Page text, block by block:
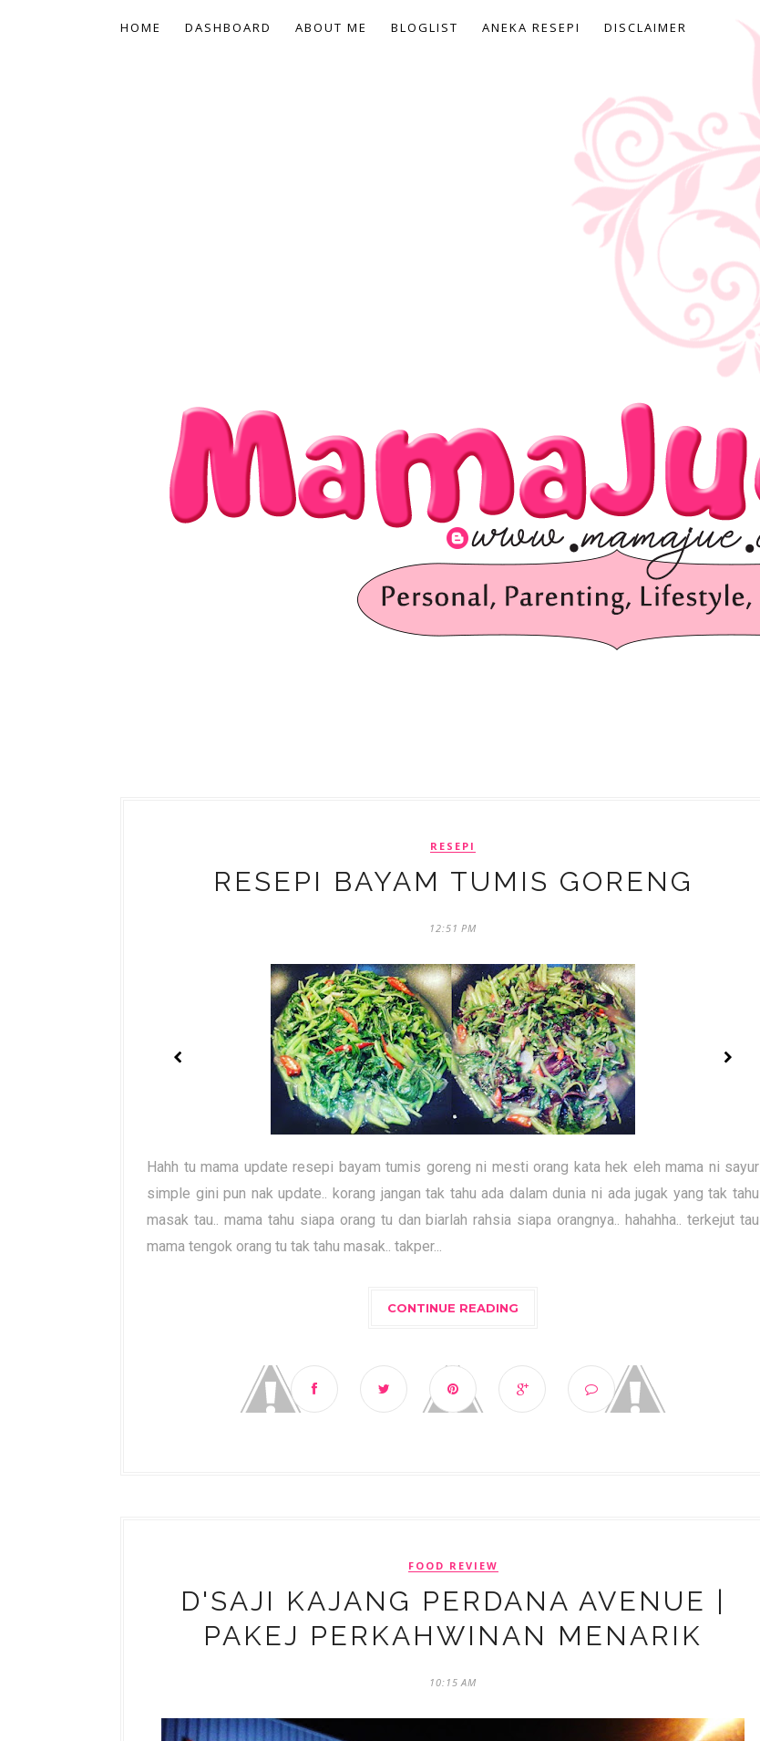
HOME DASHBOARD ABOUT ME BLOGLIST ANEKA RESEPI DISCLAIMER
RESEPI
RESEPI BAYAM TUMIS GORENG
12:51 PM
Hahh tu mama update resepi bayam tumis goreng ni mesti orang kata hek eleh mama ni sayur
simple gini pun nak update.. korang jangan tak tahu ada dalam dunia ni ada jugak yang tak tahu
masak tau.. mama tahu siapa orang tu dan biarlah rahsia siapa orangnya.. hahahha.. terkejut tau
mama tengok orang tu tak tahu masak.. takper...
CONTINUE READING
FOOD REVIEW
D'SAJI KAJANG PERDANA AVENUE |
PAKEJ PERKAHWINAN MENARIK
10:15 AM